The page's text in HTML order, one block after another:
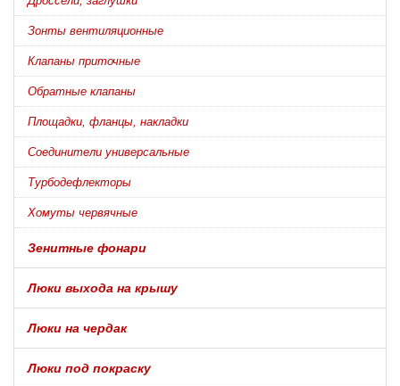
Зонты вентиляционные
Клапаны приточные
Обратные клапаны
Площадки, фланцы, накладки
Соединители универсальные
Турбодефлекторы
Хомуты червячные
Зенитные фонари
Люки выхода на крышу
Люки на чердак
Люки под покраску